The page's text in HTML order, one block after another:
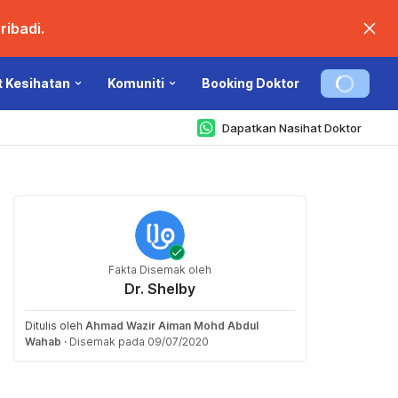
Kesihatan Komuniti Booking Doktor
Dapatkan Nasihat Doktor
Fakta Disemak oleh
Dr. Shelby
Ditulis oleh Ahmad Wazir Aiman Mohd Abdul
Wahab · Disemak pada 09/07/2020